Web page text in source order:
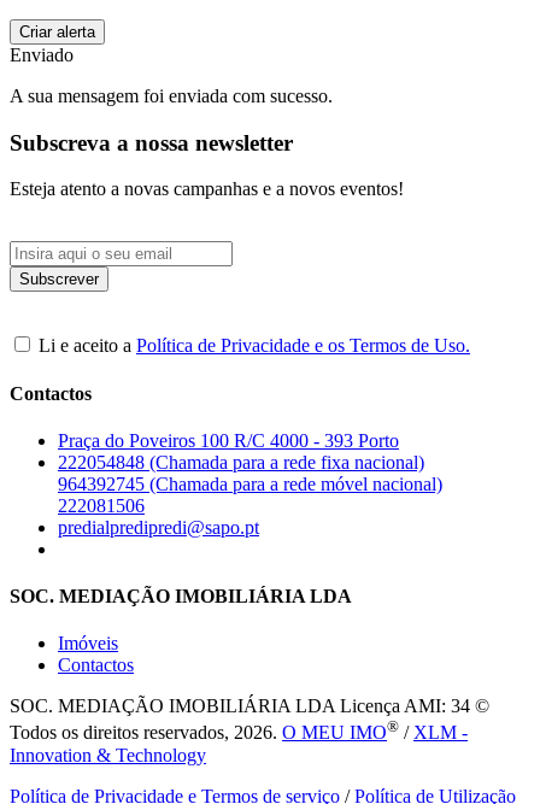
Enviado
A sua mensagem foi enviada com sucesso.
Subscreva a nossa newsletter
Esteja atento a novas campanhas e a novos eventos!
Li e aceito a Política de Privacidade e os Termos de Uso.
Contactos
Praça do Poveiros 100 R/C 4000 - 393 Porto
222054848 (Chamada para a rede fixa nacional)
964392745 (Chamada para a rede móvel nacional)
222081506
predialpredipredi@sapo.pt
SOC. MEDIAÇÃO IMOBILIÁRIA LDA
Imóveis
Contactos
SOC. MEDIAÇÃO IMOBILIÁRIA LDA Licença AMI: 34 ©
Todos os direitos reservados, 2026. O MEU IMO® /XLM -
Innovation & Technology
Política de Privacidade e Termos de serviço /Política de Utilização